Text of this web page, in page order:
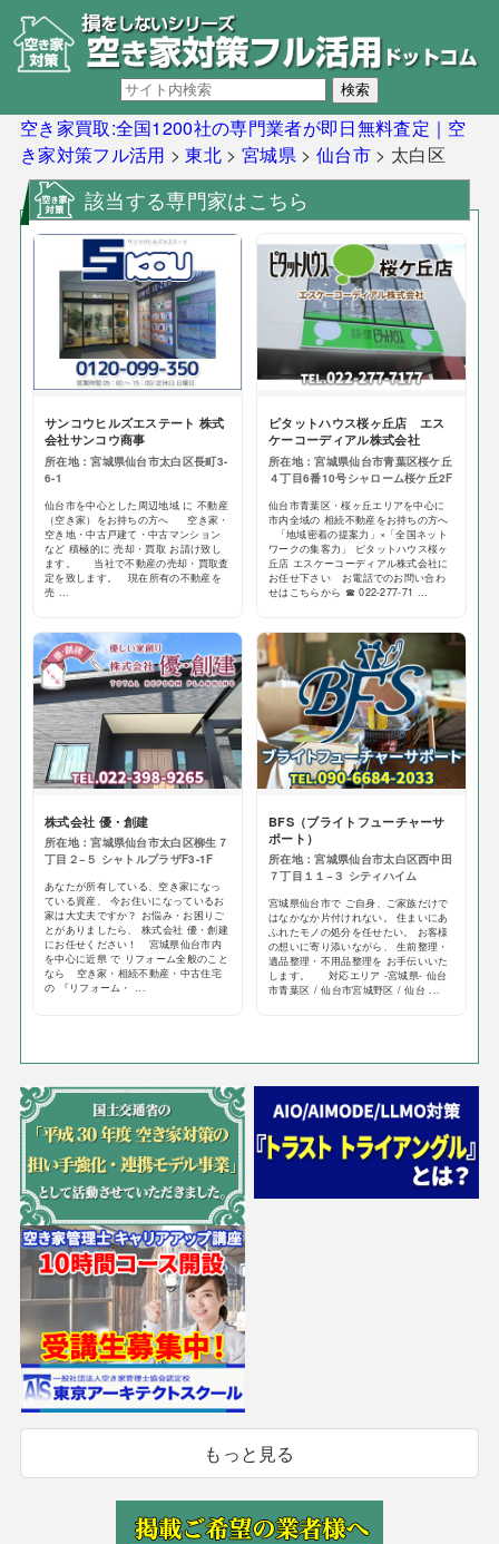
空き家買取:全国1200社の専門業者が即日無料査定｜空
き家対策フル活用 >東北 >宮城県 > 仙台市> 太白区
該当する専門家はこちら
サンコウヒルズエステート 株式
会社サンコウ商事
所在地：宮城県仙台市太白区長町3-
6-1
仙台市を中心とした周辺地域 に 不動産
（空き家）をお持ちの方へ 空き家・
空き地・中古戸建て・中古マンション
など 積極的に 売却・買取 お請け致し
ます。 当社で不動産の売却・買取査
定を致します。 現在所有の不動産を
売 ...
ピタットハウス桜ヶ丘店 エス
ケーコーディアル株式会社
所在地：宮城県仙台市青葉区桜ケ丘
４丁目6番10号シャローム桜ケ丘2F
仙台市青葉区・桜ヶ丘エリアを中心に
市内全域の 相続不動産をお持ちの方へ
「地域密着の提案力」×「全国ネット
ワークの集客力」 ピタットハウス桜ヶ
丘店 エスケーコーディアル株式会社に
お任せ下さい お電話でのお問い合わ
せはこちらから ☎ 022-277-71 ...
株式会社 優・創建
所在地：宮城県仙台市太白区柳生７
丁目２−５ シャトルプラザF3-1F
あなたが所有している、空き家になっ
ている資産、 今お住いになっているお
家は大丈夫ですか？ お悩み・お困りご
とがありましたら、 株式会社 優・創建
にお任せください！ 宮城県仙台市内
を中心に近県 で リフォーム全般のこと
なら 空き家・相続不動産・中古住宅
の 『リフォーム・ ...
BFS（ブライトフューチャーサ
ポート）
所在地：宮城県仙台市太白区西中田
７丁目１１−３ シティハイム
宮城県仙台市で ご自身、ご家族だけで
はなかなか片付けれない。 住まいにあ
ふれたモノの処分を任せたい。 お客様
の想いに寄り添いながら、 生前整理・
遺品整理・不用品整理を お手伝いいた
します。 対応エリア -宮城県- 仙台
市青葉区 / 仙台市宮城野区 / 仙台 ...
もっと見る